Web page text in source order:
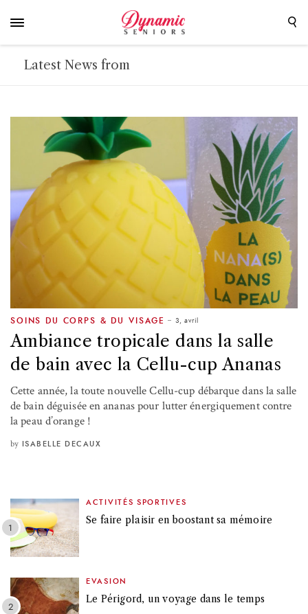
Latest News from
SOINS DU CORPS & DU VISAGE 3, avril
Ambiance tropicale dans la salle
de bain avec la Cellu-cup Ananas
Cette année, la toute nouvelle Cellu-cup débarque dans la salle
de bain déguisée en ananas pour lutter énergiquement contre
la peau d’orange !
by ISABELLE DECAUX
ACTIVITÉS SPORTIVES
Se faire plaisir en boostant sa mémoire
EVASION
Le Périgord, un voyage dans le temps